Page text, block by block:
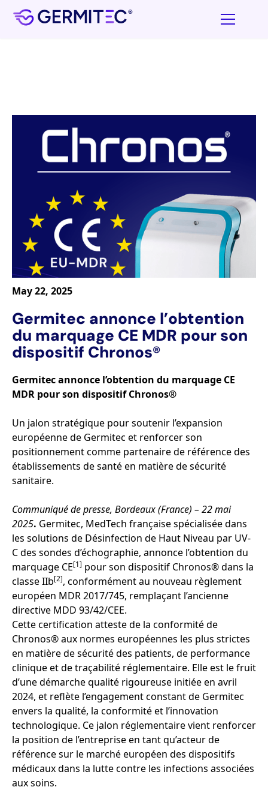
May 22, 2025
Germitec annonce l’obtention
du marquage CE MDR pour son
dispositif Chronos®
Germitec annonce l’obtention du marquage CE
MDR pour son dispositif Chronos®
Un jalon stratégique pour soutenir l’expansion
européenne de Germitec et renforcer son
positionnement comme partenaire de référence des
établissements de santé en matière de sécurité
sanitaire.
Communiqué de presse, Bordeaux (France) – 22 mai
2025. Germitec, MedTech française spécialisée dans
les solutions de Désinfection de Haut Niveau par UV-
C des sondes d’échographie, annonce l’obtention du
marquage CE[1] pour son dispositif Chronos® dans la
classe IIb[2], conformément au nouveau règlement
européen MDR 2017/745, remplaçant l’ancienne
directive MDD 93/42/CEE.
Cette certification atteste de la conformité de
Chronos® aux normes européennes les plus strictes
en matière de sécurité des patients, de performance
clinique et de traçabilité réglementaire. Elle est le fruit
d’une démarche qualité rigoureuse initiée en avril
2024, et reflète l’engagement constant de Germitec
envers la qualité, la conformité et l’innovation
technologique. Ce jalon réglementaire vient renforcer
la position de l’entreprise en tant qu’acteur de
référence sur le marché européen des dispositifs
médicaux dans la lutte contre les infections associées
aux soins.